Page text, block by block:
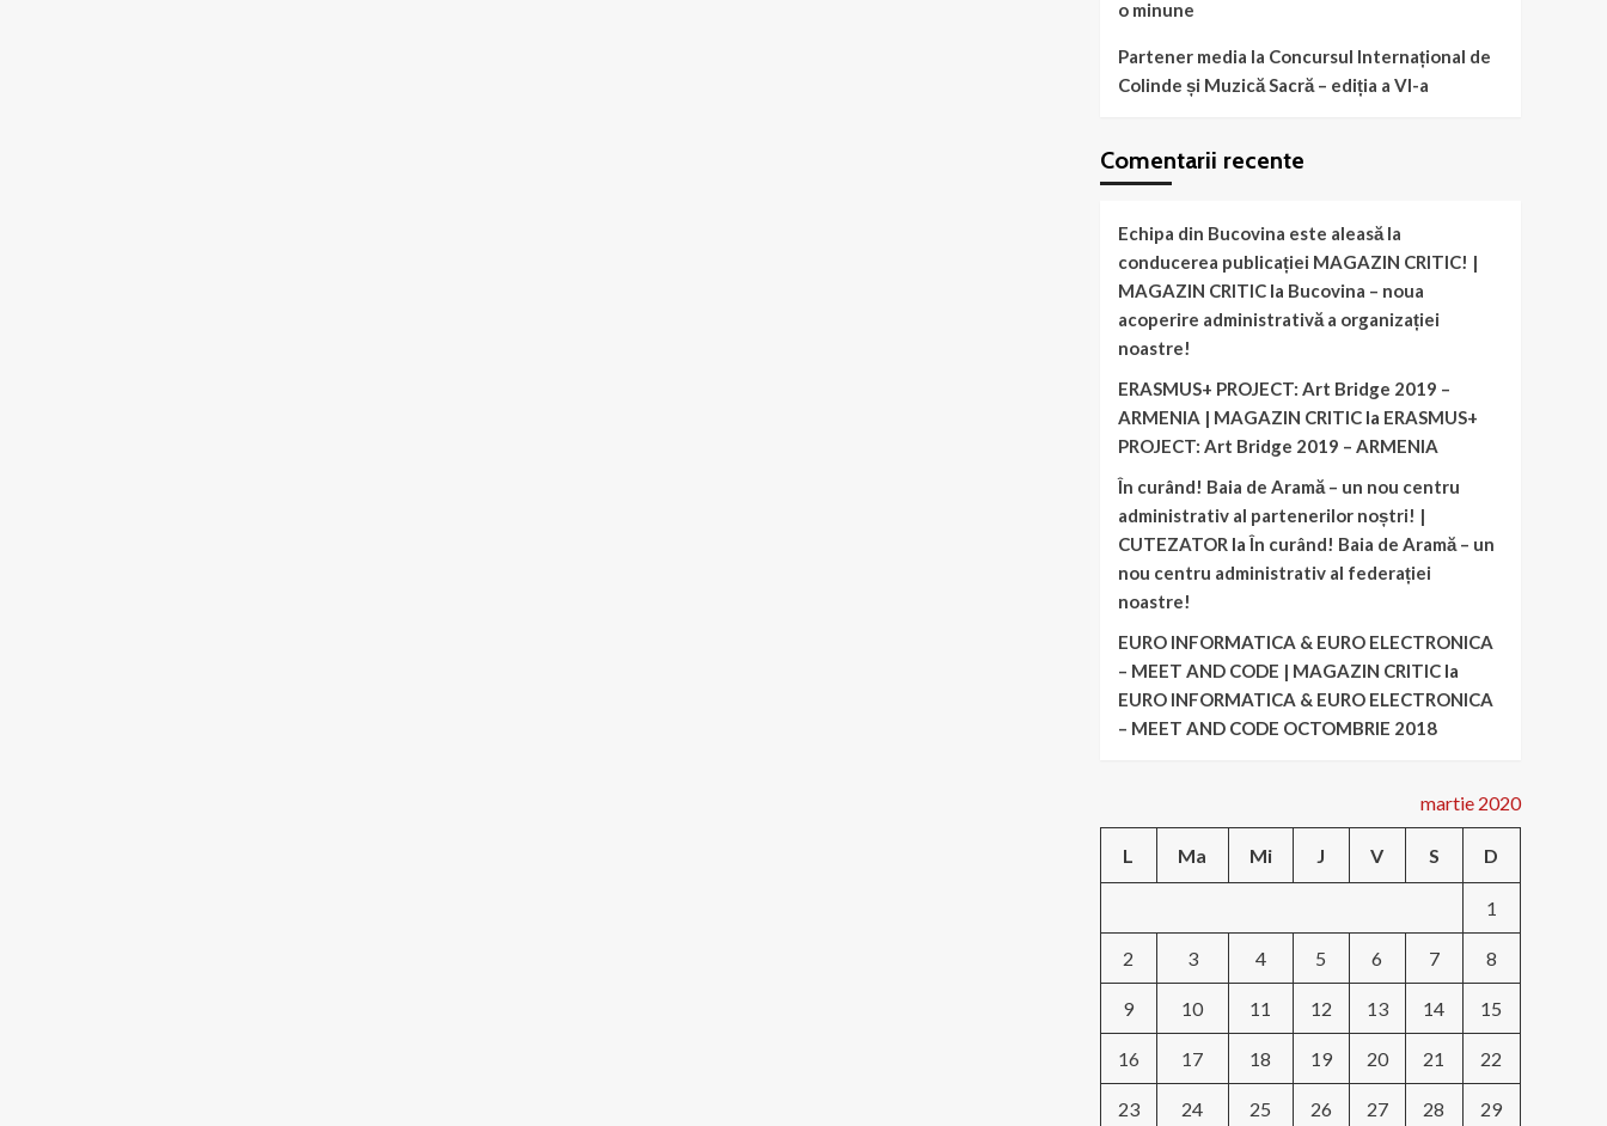
o minune
Partener media la Concursul Internațional de
Colinde și Muzică Sacră – ediția a VI-a
Comentarii recente
Echipa din Bucovina este aleasă la
conducerea publicației MAGAZIN CRITIC! |
MAGAZIN CRITICla Bucovina – noua
acoperire administrativă a organizației
noastre!
ERASMUS+ PROJECT: Art Bridge 2019 –
ARMENIA | MAGAZIN CRITICla ERASMUS+
PROJECT: Art Bridge 2019 – ARMENIA
În curând! Baia de Aramă – un nou centru
administrativ al partenerilor noștri! |
CUTEZATOR laÎn curând! Baia de Aramă – un
nou centru administrativ al federației
noastre!
EURO INFORMATICA & EURO ELECTRONICA
– MEET AND CODE | MAGAZIN CRITICla
EURO INFORMATICA & EURO ELECTRONICA
– MEET AND CODE OCTOMBRIE 2018
martie 2020
L Ma Mi J V S D
1
2 3 4 5 6 7 8
9 10 11 12 13 14 15
16 17 18 19 20 21 22
23 24 25 26 27 28 29